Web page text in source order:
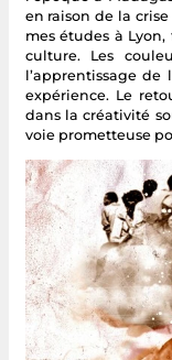
en raison de la
mes études à
culture. Les
l’apprentissage
expérience. Le
dans la créativité
voie prometteuse